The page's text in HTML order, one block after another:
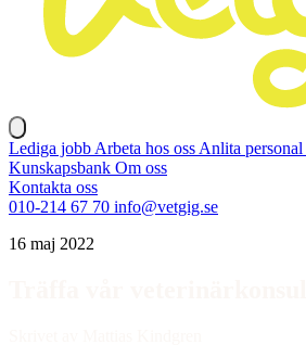
Lediga jobb Arbeta hos oss Anlita personal
Kunskapsbank Om oss
Kontakta oss
010-214 67 70 info@vetgig.se
16 maj 2022